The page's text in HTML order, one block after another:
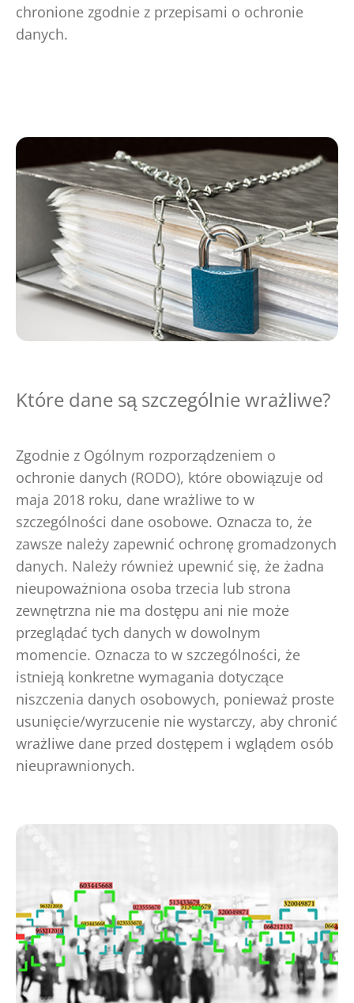
chronione zgodnie z przepisami o ochronie
danych.
Które dane są szczególnie wrażliwe?
Zgodnie z Ogólnym rozporządzeniem o
ochronie danych (RODO), które obowiązuje od
maja 2018 roku, dane wrażliwe to w
szczególności dane osobowe. Oznacza to, że
zawsze należy zapewnić ochronę gromadzonych
danych. Należy również upewnić się, że żadna
nieupoważniona osoba trzecia lub strona
zewnętrzna nie ma dostępu ani nie może
przeglądać tych danych w dowolnym
momencie. Oznacza to w szczególności, że
istnieją konkretne wymagania dotyczące
niszczenia danych osobowych, ponieważ proste
usunięcie/wyrzucenie nie wystarczy, aby chronić
wrażliwe dane przed dostępem i wglądem osób
nieuprawnionych.